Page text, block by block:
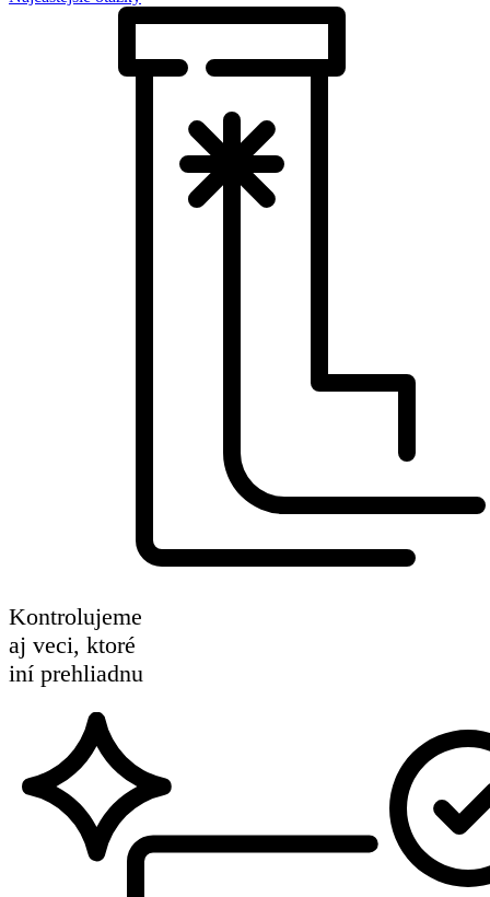
Kontrolujeme
aj veci, ktoré
iní prehliadnu